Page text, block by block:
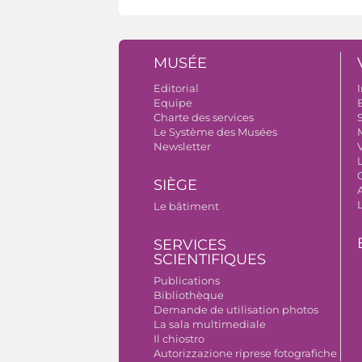
MUSÉE
Editorial
Equipe
Charte des services
Le Système des Musées
Newsletter
SIÈGE
Le bâtiment
SERVICES
SCIENTIFIQUES
Publications
Bibliothèque
Demande de utilisation photos
La sala multimediale
Il chiostro
Autorizzazione riprese fotografiche